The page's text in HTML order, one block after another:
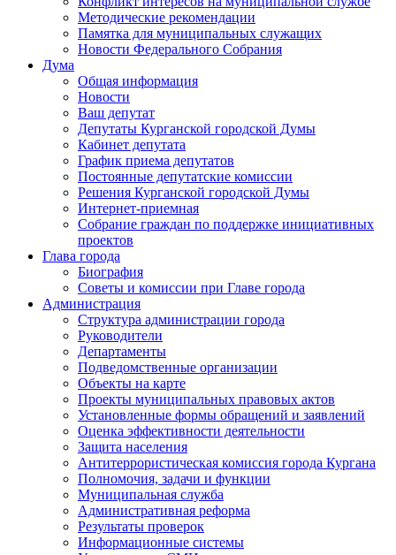
Методические рекомендации
Памятка для муниципальных служащих
Новости Федерального Cобрания
Дума
Общая информация
Новости
Ваш депутат
Депутаты Курганской городской Думы
Кабинет депутата
График приема депутатов
Постоянные депутатские комиссии
Решения Курганской городской Думы
Интернет-приемная
Собрание граждан по поддержке инициативных
проектов
Глава города
Биография
Советы и комиссии при Главе города
Администрация
Структура администрации города
Руководители
Департаменты
Подведомственные организации
Объекты на карте
Проекты муниципальных правовых актов
Установленные формы обращений и заявлений
Оценка эффективности деятельности
Защита населения
Антитеррористическая комиссия города Кургана
Полномочия, задачи и функции
Муниципальная служба
Административная реформа
Результаты проверок
Информационные системы